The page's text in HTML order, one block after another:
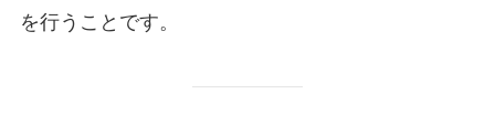
を行うことです。